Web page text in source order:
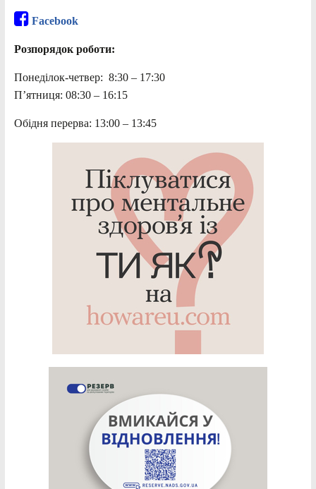
Facebook
Розпорядок роботи:
Понеділок-четвер: 8:30 – 17:30
П’ятниця: 08:30 – 16:15
Обідня перерва: 13:00 – 13:45